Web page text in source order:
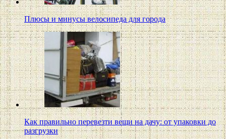
Плюсы и минусы велосипеда для города
Как правильно перевезти вещи на дачу: от упаковки до
разгрузки